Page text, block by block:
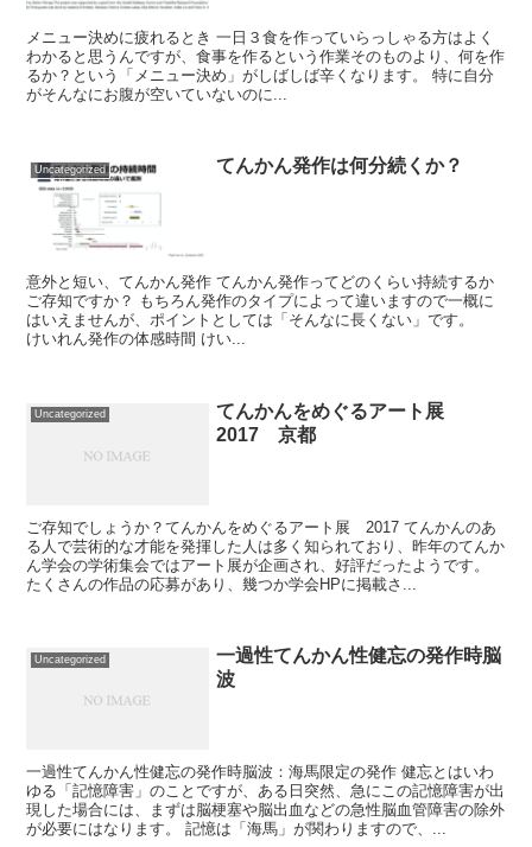
メニュー決めに疲れるとき 一日３食を作っていらっしゃる方はよく
わかると思うんですが、食事を作るという作業そのものより、何を作
るか？という「メニュー決め」がしばしば辛くなります。 特に自分
がそんなにお腹が空いていないのに...
Uncategorized てんかん発作は何分続くか？
意外と短い、てんかん発作 てんかん発作ってどのくらい持続するか
ご存知ですか？ もちろん発作のタイプによって違いますので一概に
はいえませんが、ポイントとしては「そんなに長くない」です。
けいれん発作の体感時間 けい...
Uncategorized
てんかんをめぐるアート展
2017 京都
ご存知でしょうか？てんかんをめぐるアート展 2017 てんかんのあ
る人で芸術的な才能を発揮した人は多く知られており、昨年のてんか
ん学会の学術集会ではアート展が企画され、好評だったようです。
たくさんの作品の応募があり、幾つか学会HPに掲載さ...
Uncategorized
一過性てんかん性健忘の発作時脳
波
一過性てんかん性健忘の発作時脳波：海馬限定の発作 健忘とはいわ
ゆる「記憶障害」のことですが、ある日突然、急にこの記憶障害が出
現した場合には、まずは脳梗塞や脳出血などの急性脳血管障害の除外
が必要にはなります。 記憶は「海馬」が関わりますので、...